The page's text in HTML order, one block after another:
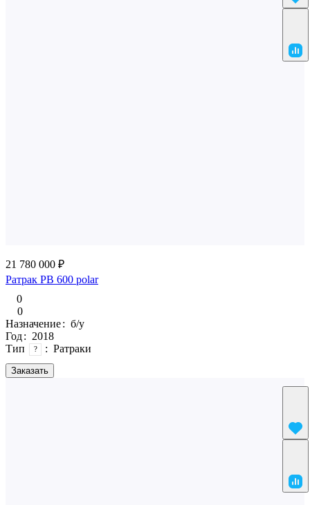
21 780 000 ₽
Ратрак PB 600 polar
0
0
Заказать
Назначение: б/у
Год: 2018
Тип
? : Ратраки